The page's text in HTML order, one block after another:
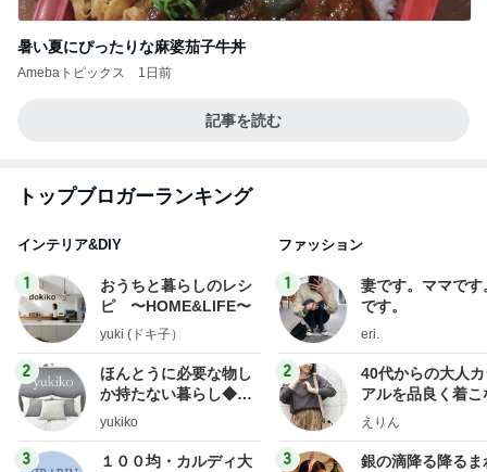
暑い夏にぴったりな麻婆茄子牛丼
Amebaトピックス 1日前
記事を読む
トップブロガーランキング
インテリア&DIY
1
おうちと暮らしのレシ
ピ 〜HOME&LIFE〜
yuki (ドキ子）
2
ほんとうに必要な物し
か持たない暮らし◆Ke
ep Life Simple◆〜イ
yukiko
3
１００均・カルディ大
ファッション
1
妻です。ママです
です。
eri.
2
40代からの大人
アルを品良く着こ
ファッションブロ
えりん
3
銀の滴降る降るま